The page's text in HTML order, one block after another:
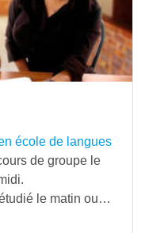
école de langues
de groupe le
le matin ou…